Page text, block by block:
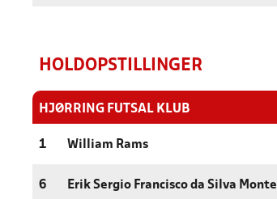
HOLDOPSTILLINGER
HJØRRING FUTSAL KLUB
1 William Rams
6 Erik Sergio Francisco da Silva Monte